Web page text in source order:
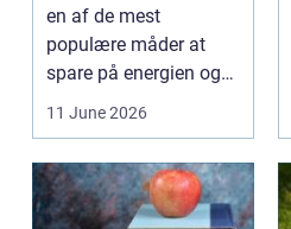
en af de mest
populære måder at
spare på energien og
få et bedre indeklima
11 June 2026